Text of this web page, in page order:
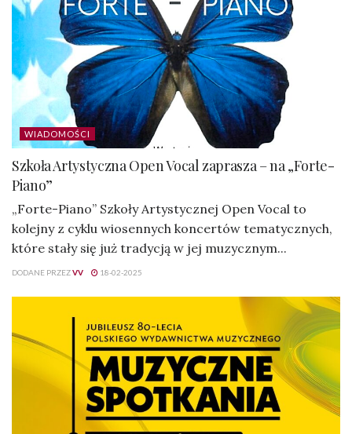
WIADOMOŚCI
Szkoła Artystyczna Open Vocal zaprasza – na „Forte-
Piano”
„Forte-Piano” Szkoły Artystycznej Open Vocal to
kolejny z cyklu wiosennych koncertów tematycznych,
które stały się już tradycją w jej muzycznym...
DODANE PRZEZVV 18-02-2025